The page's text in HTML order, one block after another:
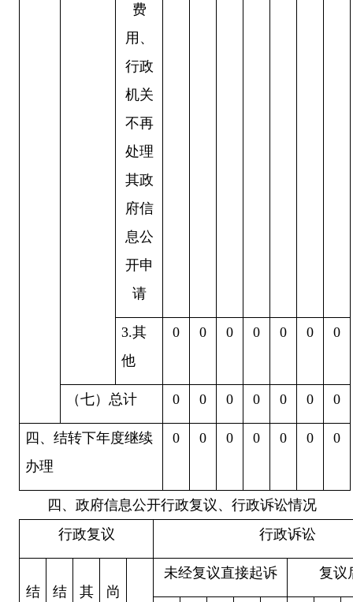
费
用、
行政
机关
不再
处理
其政
府信
息公
开申
请
3.其
他
0 0 0 0 0 0 0
（七）总计 0 0 0 0 0 0 0
四、结转下年度继续
办理
0 0 0 0 0 0 0
四、政府信息公开行政复议、行政诉讼情况
行政复议
行政诉讼
结
结
其
尚
未经复议直接起诉 复议